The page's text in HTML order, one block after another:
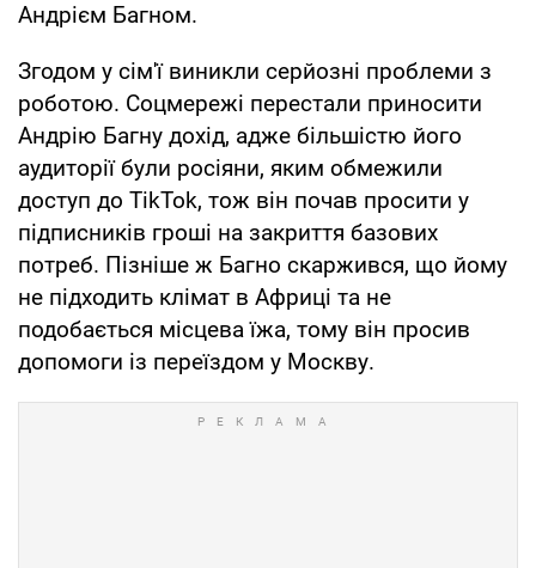
Андрієм Багном.
Згодом у сім'ї виникли серйозні проблеми з
роботою. Соцмережі перестали приносити
Андрію Багну дохід, адже більшістю його
аудиторії були росіяни, яким обмежили
доступ до TikTok, тож він почав просити у
підписників гроші на закриття базових
потреб. Пізніше ж Багно скаржився, що йому
не підходить клімат в Африці та не
подобається місцева їжа, тому він просив
допомоги із переїздом у Москву.